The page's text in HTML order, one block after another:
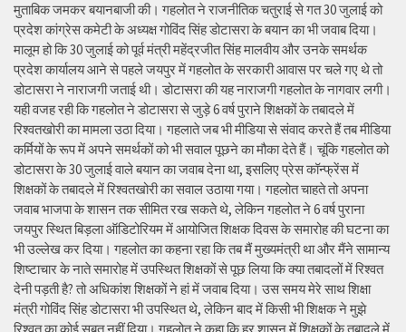
मुताबिक जमकर बयानबाजी की। गहलोत ने राजनीतिक चतुराई से गत 30 जुलाई को
प्रदेश कांग्रेस कमेटी के अध्यक्ष गोविंद सिंह डोटासरा के बयान का भी जवाब दिया।
मालूम हो कि 30 जुलाई को पूर्व मंत्री महेंद्रजीत सिंह मालवीय और उनके समर्थक
प्रदेश कार्यालय आने से पहले जयपुर में गहलोत के सरकारी आवास पर चले गए थे तो
डोटासरा ने नाराजगी जताई थी। डोटासरा की यह नाराजगी गहलोत के नागवार लगी।
यही वजह रही कि गहलोत ने डोटासरा से जुड़े 6 वर्ष पुराने शिक्षकों के तबादले में
रिश्वतखोरी का मामला उठा दिया। गहलाते जब भी मीडिया से संवाद करते हैं तब मीडिया
कर्मियों के रूप में अपने समर्थकों को भी सवाल पूछने का मौका देते हैं। चूंकि गहलोत को
डोटासरा के 30 जुलाई वाले बयान का जवाब देना था, इसलिए प्रेस कॉन्फ्रेंस में
शिक्षकों के तबादले में रिश्वतखोरी का सवाल उठाया गया। गहलोत चाहते तो अपना
जवाब भाजपा के शासन तक सीमित रख सकते थे, लेकिन गहलोत ने 6 वर्ष पुराना
जयपुर स्थित बिड़ला ऑडिटोरियम में आयोजित शिक्षक दिवस के समारोह की घटना का
भी उल्लेख कर दिया। गहलोत का कहना रहा कि तब मैं मुख्यमंत्री था और मैंने सामान्य
शिष्टाचार के नाते समारोह में उपस्थित शिक्षकों से पूछ लिया कि क्या तबादलों में रिश्वत
देनी पड़ती है? तो अधिकांश शिक्षकों ने हां में जवाब दिया। उस समय मेरे साथ शिक्षा
मंत्री गोविंद सिंह डोटासरा भी उपस्थित थे, लेकिन बाद में किसी भी शिक्षक ने मुझे